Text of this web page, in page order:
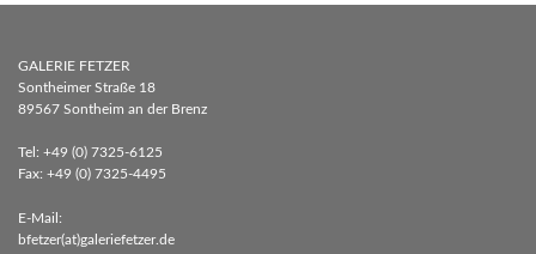
GALERIE FETZER
Sontheimer Straße 18
89567 Sontheim an der Brenz
Tel: +49 (0) 7325-6125
Fax: +49 (0) 7325-4495
E-Mail:
bfetzer(at)galeriefetzer.de